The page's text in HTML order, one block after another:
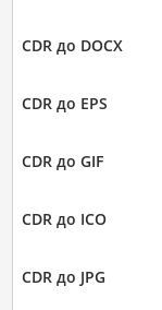
CDR до DOCX
CDR до EPS
CDR до GIF
CDR до ICO
CDR до JPG